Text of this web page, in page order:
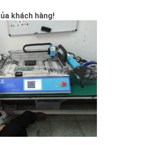
khách hàng!